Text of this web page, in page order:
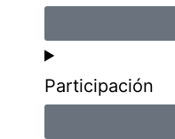
Participación